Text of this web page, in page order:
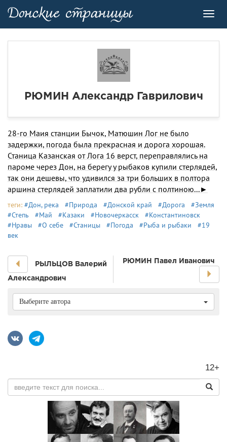
РЮМИН Александр Гаврилович
28-го Маия станции Бычок, Матюшин Лог не было
задержки, погода была прекрасная и дорога хорошая.
Станица Казанская от Лога 16 верст, переправлялись на
пароме через Дон, на берегу у рыбаков купили стерлядей,
так они дешевы, что удивился за три больших в полтора
аршина стерлядей заплатили два рубли с полтиною...►
теги: #Дон, река #Природа #Донской край #Дорога
#Земля
#Степь
#Май #Казаки #Новочеркасск
#Константиновск
#Нравы
#О себе #Станицы #Погода #Рыба и рыбаки
#19
век
РЫЛЬЦОВ Валерий
Александрович
РЮМИН Павел Иванович
Выберите автора
12+